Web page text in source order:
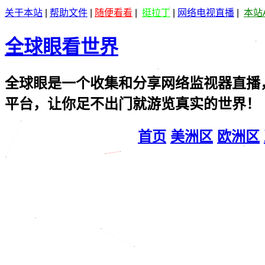
关于本站 帮助文件 随便看看 挺拉丁 网络电视直播 本站
全球眼看世界
全球眼是一个收集和分享网络监视器直
平台，让你足不出门就游览真实的世界！
首页 美洲区 欧洲区